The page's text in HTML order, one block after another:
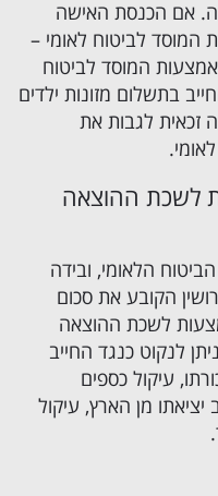
אם הכנסת האישה
המוסד לביטוח לאומי –
המוסד לביטוח
בתשלום מזונות ילדים
זכאית לגבות את
לשכת ההוצאה
הלאומי, ובידה
הקובע את סכום
לשכת ההוצאה
לנקוט כנגד החייב
עיקול כספים
יציאתו מן הארץ, עיקול